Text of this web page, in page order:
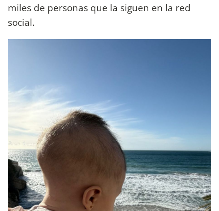
miles de personas que la siguen en la red
social.